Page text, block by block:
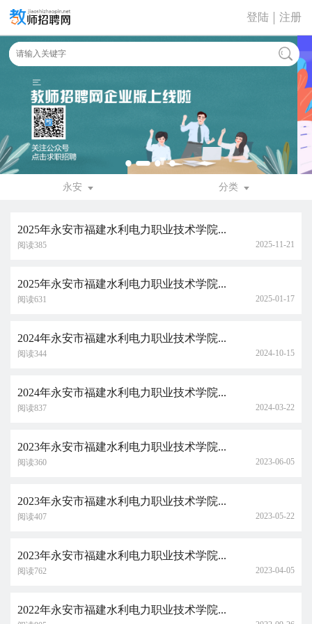
登陆 注册
永安 分类
2025年永安市福建水利电力职业技术学院...
阅读385 2025-11-21
2025年永安市福建水利电力职业技术学院...
阅读631 2025-01-17
2024年永安市福建水利电力职业技术学院...
阅读344 2024-10-15
2024年永安市福建水利电力职业技术学院...
阅读837 2024-03-22
2023年永安市福建水利电力职业技术学院...
阅读360 2023-06-05
2023年永安市福建水利电力职业技术学院...
阅读407 2023-05-22
2023年永安市福建水利电力职业技术学院...
阅读762 2023-04-05
2022年永安市福建水利电力职业技术学院...